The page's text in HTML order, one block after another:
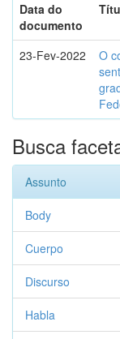
Data do
documento
23-Fev-2022
O
Busca
Assunto
Body
Cuerpo
Discurso
Habla